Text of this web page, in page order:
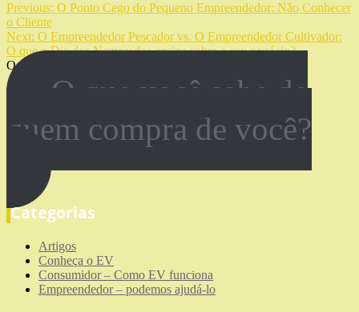
Previous: O Ponto Cego do Pequeno Empreendedor: Não Conhecer
o Cliente
Next: O Empreendedor Pescador vs. O Empreendedor Cultivador:
O que o Dia dos Namorados ensina sobre o seu negócio?
Os comentários estão fechados.
O que você sabe de
quem compra de você?
Categorias
Artigos
Conheça o EV
Consumidor – Como EV funciona
Empreendedor – podemos ajudá-lo